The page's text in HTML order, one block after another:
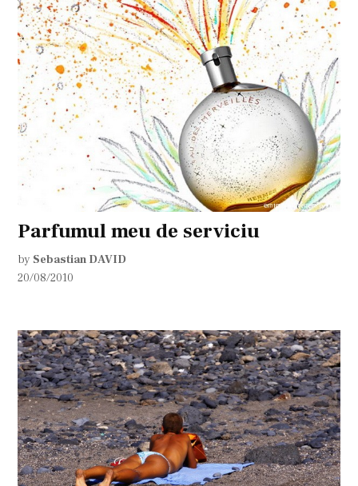
Parfumul meu de serviciu
by Sebastian DAVID
20/08/2010